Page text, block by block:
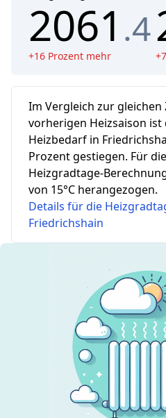
2061 .4
+16 Prozent mehr +7
Im Vergleich zur gleichen
vorherigen Heizsaison
Heizbedarf in
Prozent gestiegen. Für
Heizgradtage-
von 15°C herangezogen.
Details für die
Friedrichshain